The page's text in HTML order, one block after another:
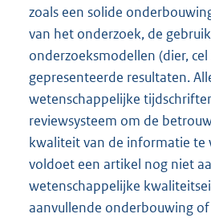
zoals een solide
van het onderzoek, de
onderzoeksmodellen (dier,
gepresenteerde resultaten.
wetenschappelijke
reviewsysteem om de
kwaliteit van de informatie te
voldoet een artikel nog niet
wetenschappelijke
aanvullende onderbouwing